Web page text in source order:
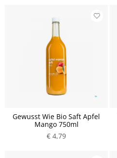
Gewusst Wie Bio Saft Apfel
Mango 750ml
€ 4,79